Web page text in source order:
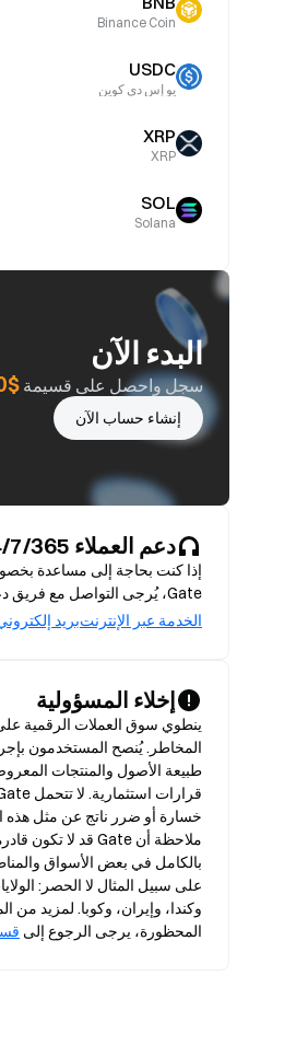
Binance Coin
USDC
يو إس دي كوين
XRP
XRP
SOL
Solana
البدء الآن
سجل واحصل على قسيمة $100
إنشاء حساب الآن
دعم العملاء 24/7/365
إذا كنت بحاجة إلى مساعدة
Gate، يُرجى التواصل مع فريق دعم العملاء أدناه.
الخدمة عبر الإنترنتبريد
إخلاء المسؤولية
المحظورة، يرجى الرجوع إلى